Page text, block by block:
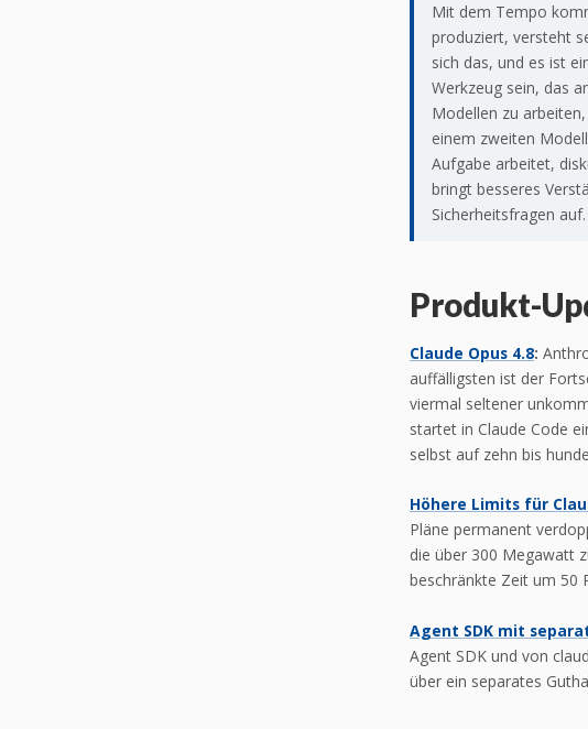
Mit dem Tempo
produziert, versteht
sich das, und es ist
Werkzeug sein, das
Modellen zu
einem zweiten
Aufgabe arbeitet,
bringt besseres
Sicherheitsfragen auf.
Produkt-
Claude Opus 4.8:
auffälligsten ist der
viermal seltener
startet in Claude Code
selbst auf zehn bis
Höhere Limits für
Pläne permanent
die über 300 Megawatt
beschränkte Zeit um 50
Agent SDK mit
Agent SDK und von
über ein separates